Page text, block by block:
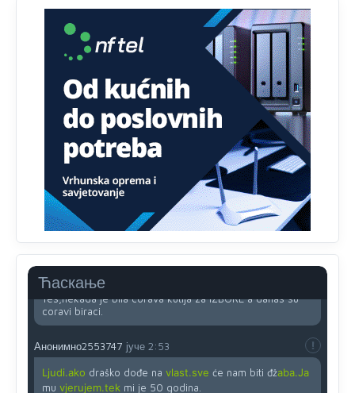
Ћаскање
Najveći dio populacije starije od 65 godina uopšte ne
koristi internet, niti ima pristup računarima
Анонимно2818605 јуче
11:45
Uvođenje pravila da se umjesto dosadašnjeg znaka "X"
(krstića) kružić ispred kandidata mora u potpunosti
obojiti (popuniti) uvedeno je isključivo zbog tehničkih
zahtjeva optičkih skenera.
Анонимно2818605 јуче 11:45
Ovo pravilo jeste unijelo opravdan strah, posebno kada
su u pitanju starije osobe, osobe sa slabijim vidom ili
Yes,nekada je bila corava kutija za IZBORE a danas su
coravi biraci.
Анонимно2553747 јуче 2:53
Ljudi.ako draško dođe na vlast.sve će nam biti đžaba.Ja
mu vjerujem.tek mi je 50 godina.